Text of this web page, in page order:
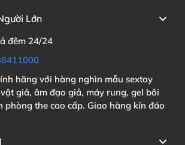
Lớn
đêm 24/24
hãng với hàng nghìn mẫu sextoy
giả, âm đạo giả, máy rung, gel bôi
phòng the cao cấp. Giao hàng kín đáo